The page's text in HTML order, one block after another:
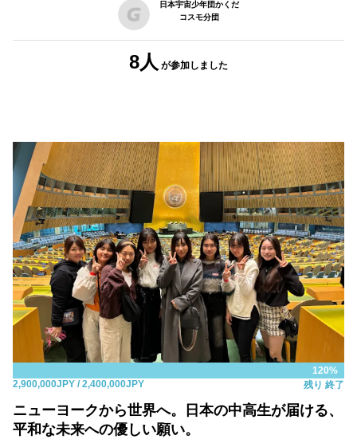
日本宇宙少年団かくだ
コスモ分団
8人 が参加しました
120%
2,900,000JPY / 2,400,000JPY 残り 終了
ニューヨークから世界へ。日本の中高生が届ける、
平和な未来への優しい願い。